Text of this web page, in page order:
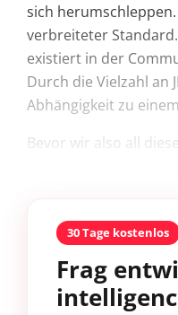
sich herumschleppen.
verbreiteter
existiert in der
Durch die Vielzahl an
Abhängigkeit zu
Bevor wir also all
30 Tage kostenlos
Frag